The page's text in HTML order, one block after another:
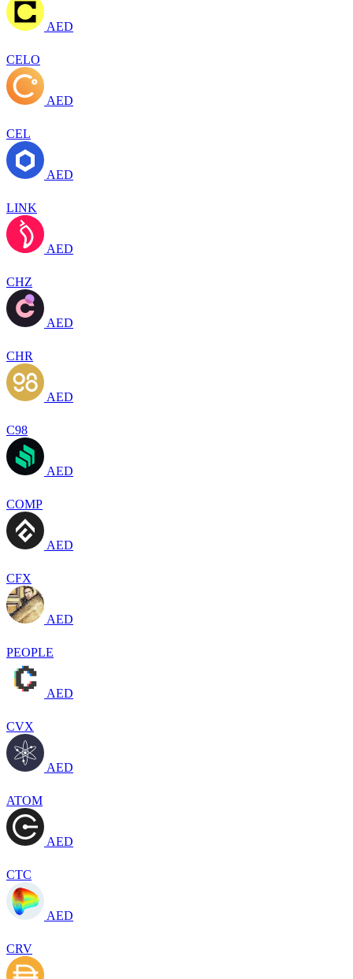
AED
CELO
AED
CEL
AED
LINK
AED
CHZ
AED
CHR
AED
C98
AED
COMP
AED
CFX
AED
PEOPLE
AED
CVX
AED
ATOM
AED
CTC
AED
CRV